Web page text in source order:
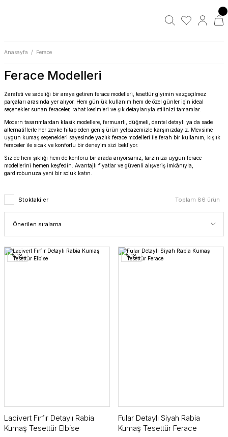
Anasayfa Ferace
Ferace Modelleri
Zarafeti ve sadeliği bir araya getiren ferace modelleri, tesettür giyimin vazgeçilmez
parçaları arasında yer alıyor. Hem günlük kullanım hem de özel günler için ideal
seçenekler sunan feraceler, rahat kesimleri ve şık detaylarıyla stilinizi tamamlar.
Modern tasarımlardan klasik modellere, fermuarlı, düğmeli, dantel detaylı ya da sade
alternatiflerle her zevke hitap eden geniş ürün yelpazemizle karşınızdayız. Mevsime
uygun kumaş seçenekleri sayesinde yazlık ferace modelleri ile ferah bir kullanım, kışlık
feraceler ile sıcak ve konforlu bir deneyim sizi bekliyor.
Siz de hem şıklığı hem de konforu bir arada arıyorsanız, tarzınıza uygun ferace
modellerini hemen keşfedin. Avantajlı fiyatlar ve güvenli alışveriş imkânıyla,
gardırobunuza yeni bir soluk katın.
Stoktakiler Toplam 86 ürün
%18
Lacivert Fırfır Detaylı Rabia
Kumaş Tesettür Elbise
%18
Fular Detaylı Siyah Rabia
Kumaş Tesettür Ferace